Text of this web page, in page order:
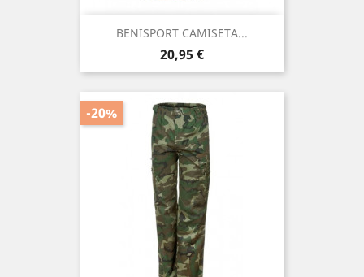
BENISPORT CAMISETA...
Precio
20,95 €
-20%